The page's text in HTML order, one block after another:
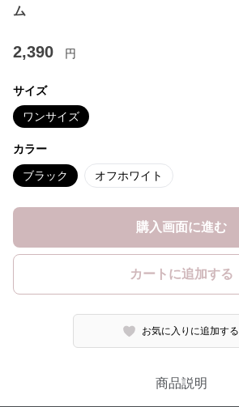
ム
2,390 円
サイズ
ワンサイズ
カラー
ブラック オフホワイト
購入画面に進む
カートに追加する
お気に入りに追加する
商品説明